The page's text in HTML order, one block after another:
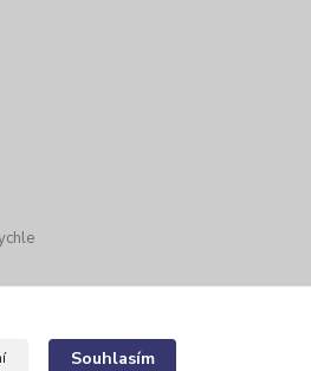
Souhlasím